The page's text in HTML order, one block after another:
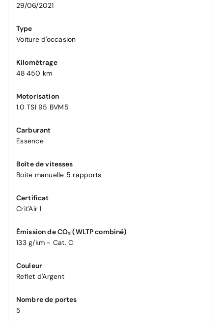
29/06/2021
Type
Voiture d'occasion
Kilométrage
48 450 km
Motorisation
1.0 TSI 95 BVM5
Carburant
Essence
Boîte de vitesses
Boîte manuelle 5 rapports
Certificat
Crit'Air 1
Émission de CO₂ (WLTP combiné)
133 g/km - Cat. C
Couleur
Reflet d'Argent
Nombre de portes
5